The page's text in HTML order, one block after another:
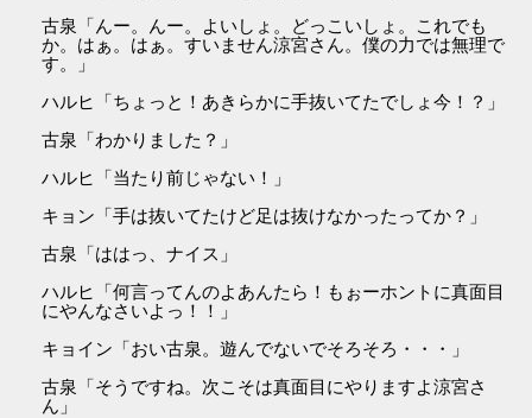
古泉「んー。んー。よいしょ。どっこいしょ。これでも
か。はぁ。はぁ。すいません涼宮さん。僕の力では無理で
す。」
ハルヒ「ちょっと！あきらかに手抜いてたでしょ今！？」
古泉「わかりました？」
ハルヒ「当たり前じゃない！」
キョン「手は抜いてたけど足は抜けなかったってか？」
古泉「ははっ、ナイス」
ハルヒ「何言ってんのよあんたら！もぉーホントに真面目
にやんなさいよっ！！」
キョイン「おい古泉。遊んでないでそろそろ・・・」
古泉「そうですね。次こそは真面目にやりますよ涼宮さ
ん」